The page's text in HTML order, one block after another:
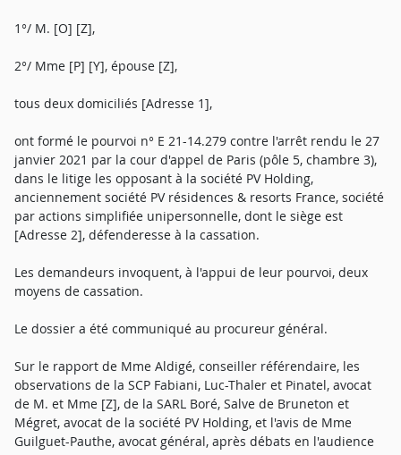
1°/ M. [O] [Z],
2°/ Mme [P] [Y], épouse [Z],
tous deux domiciliés [Adresse 1],
ont formé le pourvoi n° E 21-14.279 contre l'arrêt rendu le 27
janvier 2021 par la cour d'appel de Paris (pôle 5, chambre 3),
dans le litige les opposant à la société PV Holding,
anciennement société PV résidences & resorts France, société
par actions simplifiée unipersonnelle, dont le siège est
[Adresse 2], défenderesse à la cassation.
Les demandeurs invoquent, à l'appui de leur pourvoi, deux
moyens de cassation.
Le dossier a été communiqué au procureur général.
Sur le rapport de Mme Aldigé, conseiller référendaire, les
observations de la SCP Fabiani, Luc-Thaler et Pinatel, avocat
de M. et Mme [Z], de la SARL Boré, Salve de Bruneton et
Mégret, avocat de la société PV Holding, et l'avis de Mme
Guilguet-Pauthe, avocat général, après débats en l'audience